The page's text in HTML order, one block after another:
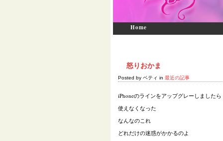
Home
怒りおかま
Posted by ベティ in 最近の記事
iPhoneのラインをアップグレーしましたら
使えなくなった
なんなのこれ
どれだけの迷惑がかかるのよ